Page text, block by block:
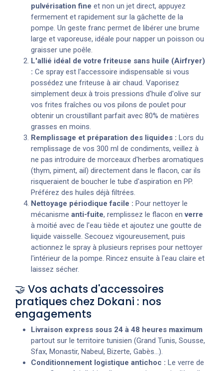
pulvérisation fine et non un jet direct, appuyez
fermement et rapidement sur la gâchette de la
pompe. Un geste franc permet de libérer une brume
large et vaporeuse, idéale pour napper un poisson ou
graisser une poêle.
L'allié idéal de votre friteuse sans huile (Airfryer)
: Ce spray est l'accessoire indispensable si vous
possédez une friteuse à air chaud. Vaporisez
simplement deux à trois pressions d'huile d'olive sur
vos frites fraîches ou vos pilons de poulet pour
obtenir un croustillant parfait avec 80% de matières
grasses en moins.
Remplissage et préparation des liquides : Lors du
remplissage de vos 300 ml de condiments, veillez à
ne pas introduire de morceaux d'herbes aromatiques
(thym, piment, ail) directement dans le flacon, car ils
risqueraient de boucher le tube d'aspiration en PP.
Préférez des huiles déjà filtrées.
Nettoyage périodique facile : Pour nettoyer le
mécanisme anti-fuite, remplissez le flacon enverre
à moitié avec de l'eau tiède et ajoutez une goutte de
liquide vaisselle. Secouez vigoureusement, puis
actionnez le spray à plusieurs reprises pour nettoyer
l'intérieur de la pompe. Rincez ensuite à l'eau claire et
laissez sécher.
🤝 Vos achats d'accessoires
pratiques chez Dokani : nos
engagements
Livraison express sous 24 à 48 heures maximum
partout sur le territoire tunisien (Grand Tunis, Sousse,
Sfax, Monastir, Nabeul, Bizerte, Gabès...).
Conditionnement logistique antichoc : Le verre de